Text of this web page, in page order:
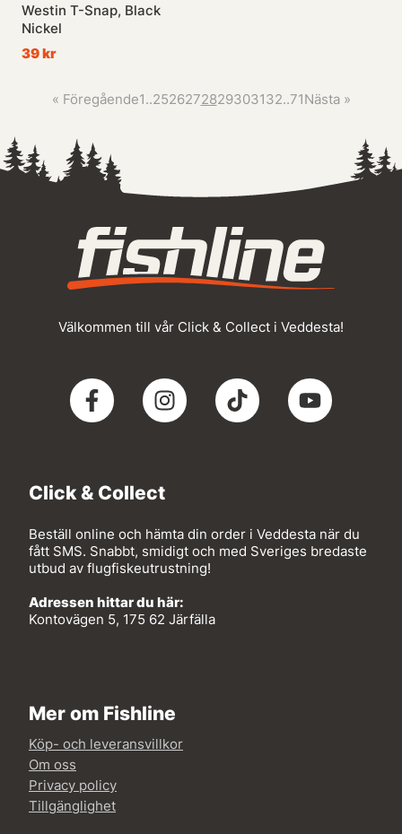
Westin T-Snap, Black
Nickel
39 kr
« Föregående1..2526272829303132..71Nästa »
Välkommen till vår Click & Collect i Veddesta!
Click & Collect
Beställ online och hämta din order i Veddesta när du
fått SMS. Snabbt, smidigt och med Sveriges bredaste
utbud av flugfiskeutrustning!
Adressen hittar du här:
Kontovägen 5, 175 62 Järfälla
Mer om Fishline
Köp- och leveransvillkor
Om oss
Privacy policy
Tillgänglighet